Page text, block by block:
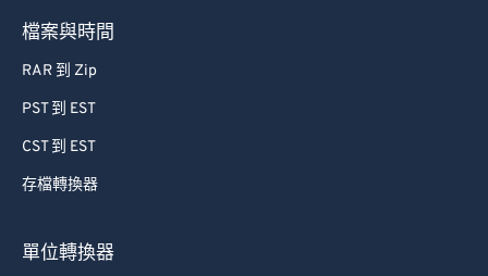
檔案與時間
RAR 到 Zip
PST 到 EST
CST 到 EST
存檔轉換器
單位轉換器